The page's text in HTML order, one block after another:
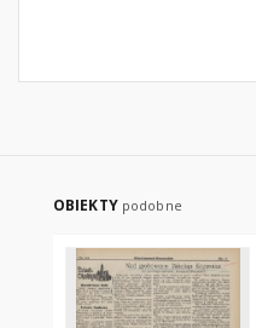
OBIEKTY podobne